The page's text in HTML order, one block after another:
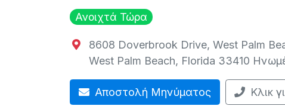
Ανοιχτά Τώρα
8608 Doverbrook Drive, West Palm
West Palm Beach, Florida 33410
Αποστολή Μηνύματος Κλικ